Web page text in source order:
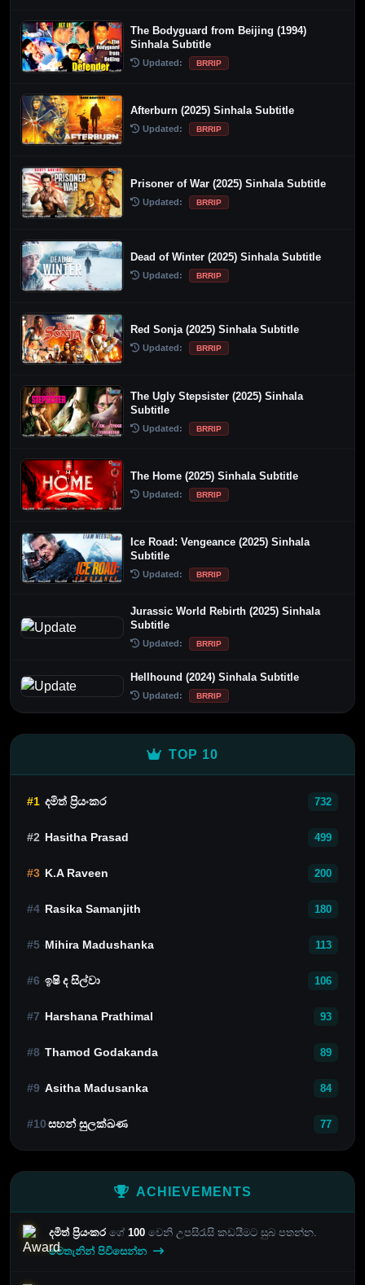
The Bodyguard from Beijing (1994)
Sinhala Subtitle
Updated: BRRIP
Afterburn (2025) Sinhala Subtitle
Updated: BRRIP
Prisoner of War (2025) Sinhala Subtitle
Updated: BRRIP
Dead of Winter (2025) Sinhala Subtitle
Updated: BRRIP
Red Sonja (2025) Sinhala Subtitle
Updated: BRRIP
The Ugly Stepsister (2025) Sinhala
Subtitle
Updated: BRRIP
The Home (2025) Sinhala Subtitle
Updated: BRRIP
Ice Road: Vengeance (2025) Sinhala
Subtitle
Updated: BRRIP
Jurassic World Rebirth (2025) Sinhala
Subtitle
Updated: BRRIP
Hellhound (2024) Sinhala Subtitle
Updated: BRRIP
TOP 10
#1 දමිත් ප්‍රියංකර 732
#2 Hasitha Prasad 499
#3 K.A Raveen 200
#4 Rasika Samanjith 180
#5 Mihira Madushanka 113
#6 ඉෂි ද සිල්වා 106
#7 Harshana Prathimal 93
#8 Thamod Godakanda 89
#9 Asitha Madusanka 84
#10සහන් සුලක්ඛණ 77
ACHIEVEMENTS
දමිත් ප්‍රියංකර ගේ 100 වෙනි උපසිරැසි කඩයීමට සුබ පතන්න.
මෙතැනින් පිවිසෙන්න